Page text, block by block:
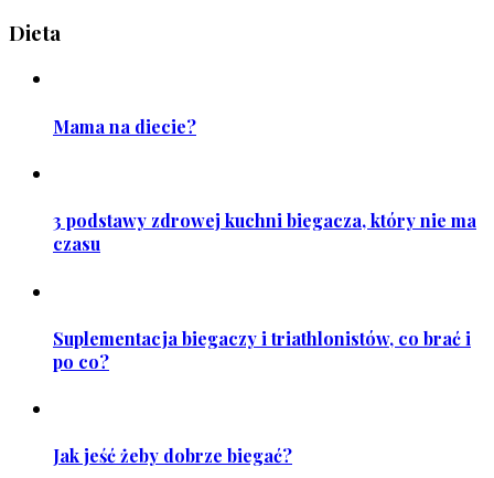
Dieta
Mama na diecie?
3 podstawy zdrowej kuchni biegacza, który nie ma
czasu
Suplementacja biegaczy i triathlonistów, co brać i
po co?
Jak jeść żeby dobrze biegać?